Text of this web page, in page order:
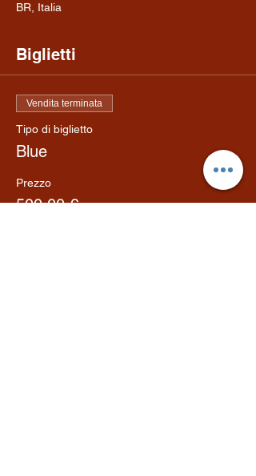
BR, Italia
Biglietti
Vendita terminata
Tipo di biglietto
Blue
Prezzo
500,00 €